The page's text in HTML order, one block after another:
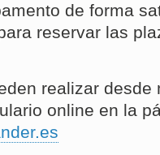
de forma
reservar las
realizar desde
online en la